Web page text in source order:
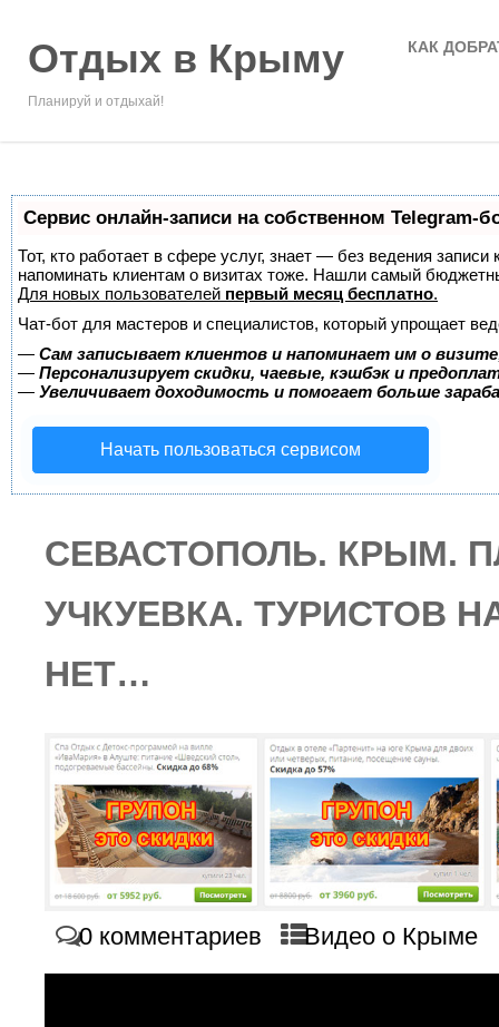
Отдых в Крыму
Планируй и отдыхай!
КАК
Сервис онлайн-записи на собственном Telegram-
Тот, кто работает в сфере услуг, знает — без ведения
напоминать клиентам о визитах тоже. Нашли самый
Для новых пользователей первый месяц бесплатно.
Чат-бот для мастеров и специалистов, который упрощает
— Сам записывает клиентов и напоминает им о
— Персонализирует скидки, чаевые, кэшбэк и
— Увеличивает доходимость и помогает больше
Начать пользоваться сервисом
СЕВАСТОПОЛЬ. КРЫМ.
УЧКУЕВКА. ТУРИСТОВ
НЕТ…
0 комментариев Видео о Крыме